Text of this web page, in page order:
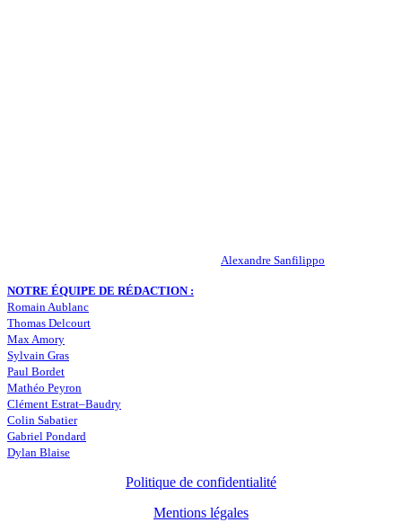
Alexandre Sanfilippo
NOTRE ÉQUIPE DE RÉDACTION :
Romain Aublanc
Thomas Delcourt
Max Amory
Sylvain Gras
Paul Bordet
Mathéo Peyron
Clément Estrat–Baudry
Colin Sabatier
Gabriel Pondard
Dylan Blaise
Politique de confidentialité
Mentions légales